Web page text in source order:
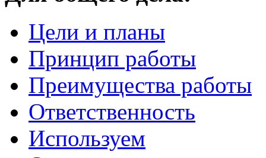
Цели и планы
Принцип работы
Преимущества работы
Ответственность
Используем